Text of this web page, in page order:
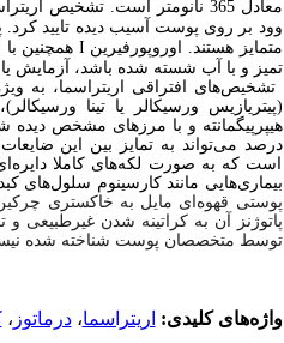
معادل 365 نانومتر است
. تشخیص
وود بر روی پوست آسیب دیده تایید کرد.
متمایز هستند. اوروپورفیرین I همچنین
تمیز و با آب شسته شده باشد، آزمایش
تشخیص‌های افتراقی اریتراسما، به
(پیتریازیس ورسیکالر یا تینا
درصد می‌تواند به تمایز بین این
است که به صورت لکه‌های کاملا
بیماری‌هایی مانند کارسینوم سلول‌های
پوستی قهوه‌ای مایل به خاکستری
پاتوژنز آن به کراتینه شدن غیرطبیعی
توسط متخصصان پوست شناخته شده
واژه‌های کلیدی: اریتراسما،درماتوز ،